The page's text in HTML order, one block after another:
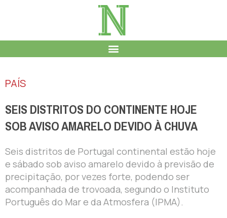
PAÍS
SEIS DISTRITOS DO CONTINENTE HOJE
SOB AVISO AMARELO DEVIDO À CHUVA
Seis distritos de Portugal continental estão hoje
e sábado sob aviso amarelo devido à previsão de
precipitação, por vezes forte, podendo ser
acompanhada de trovoada, segundo o Instituto
Português do Mar e da Atmosfera (IPMA).